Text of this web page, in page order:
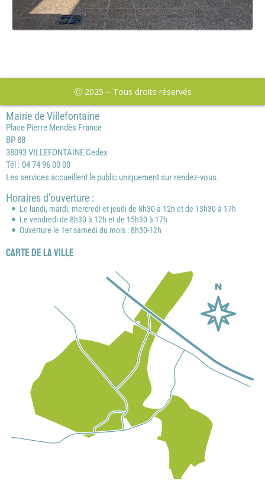
Ⓒ 2025 – Tous droits réservés
Mairie de Villefontaine
Place Pierre Mendès France
BP 88
38093 VILLEFONTAINE Cedex
Tél : 04 74 96 00 00
Les services accueillent le public uniquement sur rendez-vous.
Horaires d’ouverture :
Le lundi, mardi, mercredi et jeudi de 8h30 à 12h et de 13h30 à 17h
Le vendredi de 8h30 à 12h et de 15h30 à 17h
Ouverture le 1er samedi du mois : 8h30-12h
Carte de la ville